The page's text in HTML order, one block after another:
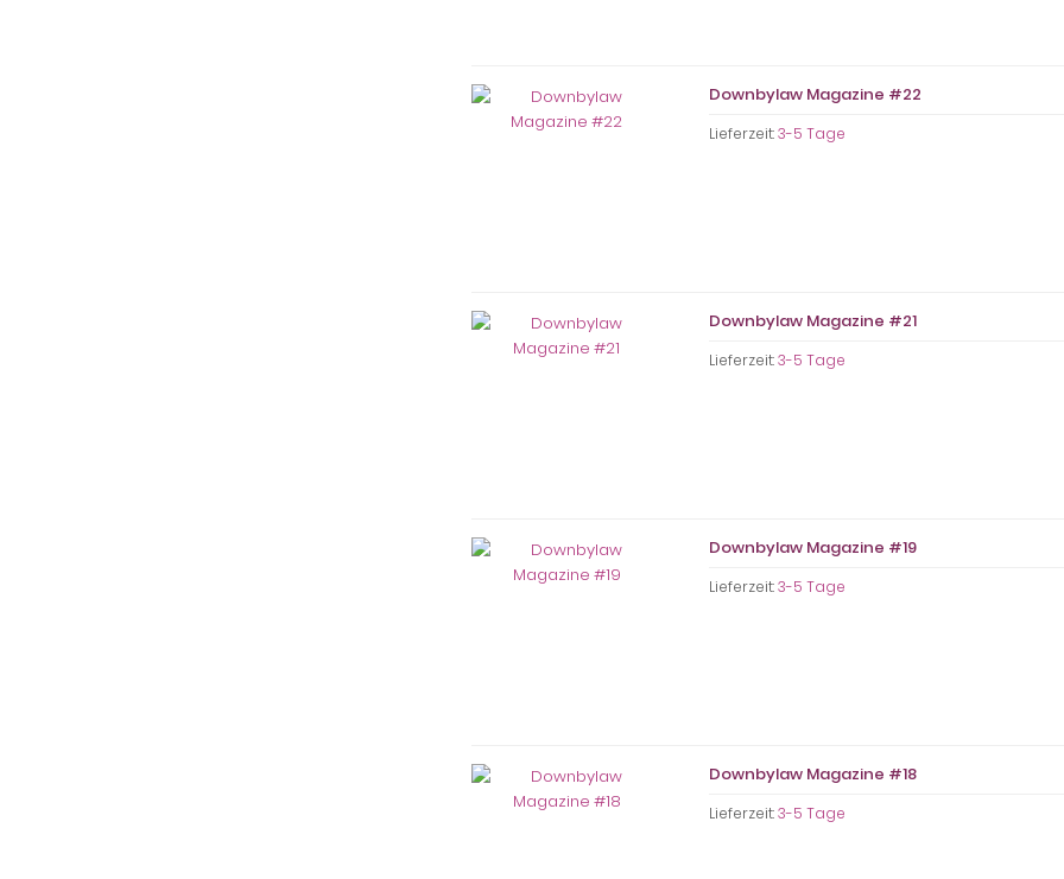
Downbylaw Magazine #22
Lieferzeit:3-5 Tage
Downbylaw Magazine #21
Lieferzeit:3-5 Tage
Downbylaw Magazine #19
Lieferzeit:3-5 Tage
Downbylaw Magazine #18
Lieferzeit:3-5 Tage